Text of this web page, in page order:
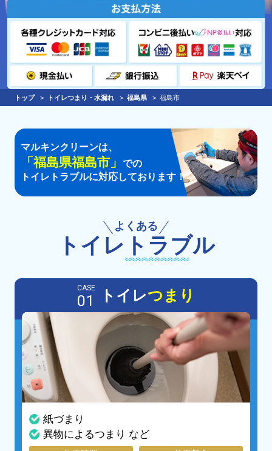
トップ トイレつまり・水漏れ 福島県 福島市
マルキンクリーンは、
「福島県福島市 」での
トイレトラブルに対応しております！
よくある
トイレ トラブル
CASE
01 トイレつまり
紙づまり
異物によるつまり など